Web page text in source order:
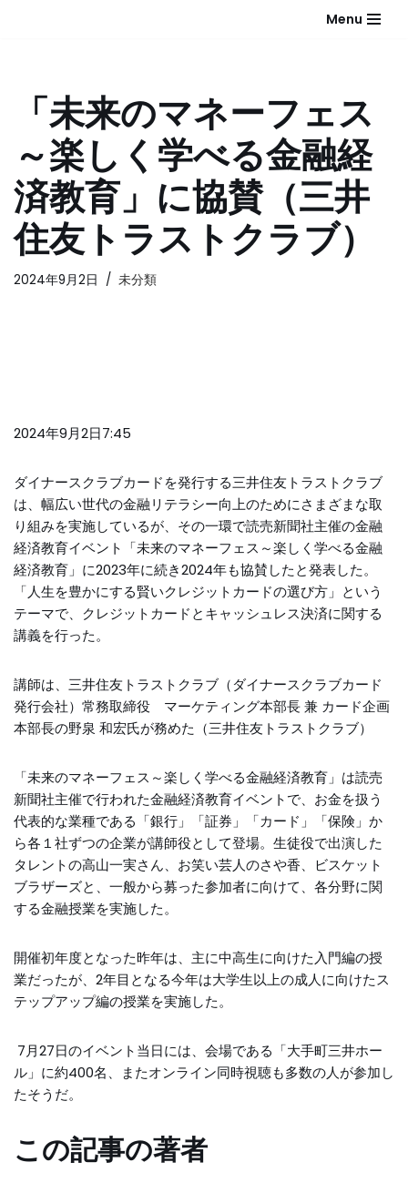
へ
ス
キ
ッ
プ
Menu
「未来のマネーフェス
～楽しく学べる金融経
済教育」に協賛（三井
住友トラストクラブ）
2024年9月2日 未分類
2024年9月2日7:45
ダイナースクラブカードを発行する三井住友トラストクラブ
は、幅広い世代の金融リテラシー向上のためにさまざまな取
り組みを実施しているが、その一環で読売新聞社主催の金融
経済教育イベント「未来のマネーフェス～楽しく学べる金融
経済教育」に2023年に続き2024年も協賛したと発表した。
「人生を豊かにする賢いクレジットカードの選び方」という
テーマで、クレジットカードとキャッシュレス決済に関する
講義を行った。
講師は、三井住友トラストクラブ（ダイナースクラブカード
発行会社）常務取締役 マーケティング本部長 兼 カード企画
本部長の野泉 和宏氏が務めた（三井住友トラストクラブ）
「未来のマネーフェス～楽しく学べる金融経済教育」は読売
新聞社主催で行われた金融経済教育イベントで、お金を扱う
代表的な業種である「銀行」「証券」「カード」「保険」か
ら各１社ずつの企業が講師役として登場。生徒役で出演した
タレントの高山一実さん、お笑い芸人のさや香、ビスケット
ブラザーズと、一般から募った参加者に向けて、各分野に関
する金融授業を実施した。
開催初年度となった昨年は、主に中高生に向けた入門編の授
業だったが、2年目となる今年は大学生以上の成人に向けたス
テップアップ編の授業を実施した。
7月27日のイベント当日には、会場である「大手町三井ホー
ル」に約400名、またオンライン同時視聴も多数の人が参加し
たそうだ。
この記事の著者